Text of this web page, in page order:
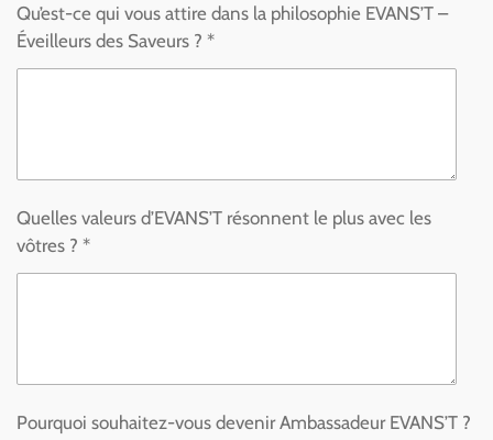
Qu’est-ce qui vous attire dans la philosophie EVANS’T –
Éveilleurs des Saveurs ? *
Quelles valeurs d’EVANS’T résonnent le plus avec les
vôtres ? *
Pourquoi souhaitez-vous devenir Ambassadeur EVANS’T ?